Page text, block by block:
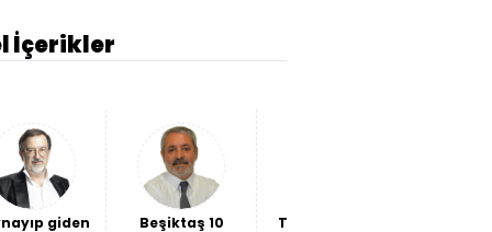
İçerikler
giden
Beşiktaş 10
THY bilançosu